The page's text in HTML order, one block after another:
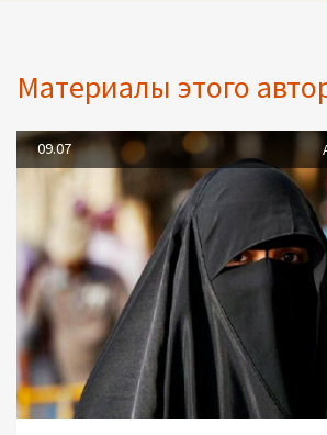
Материалы этого
09.07